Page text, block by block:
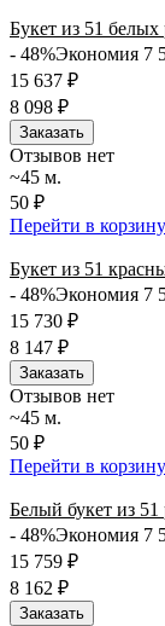
Букет из 51 белых
- 48%Экономия 7
15 637 ₽
8 098 ₽
Заказать
Отзывов нет
~45 м.
50 ₽
Перейти в корзину
Букет из 51
- 48%Экономия 7
15 730 ₽
8 147 ₽
Заказать
Отзывов нет
~45 м.
50 ₽
Перейти в корзину
Белый букет из 51
- 48%Экономия 7
15 759 ₽
8 162 ₽
Заказать